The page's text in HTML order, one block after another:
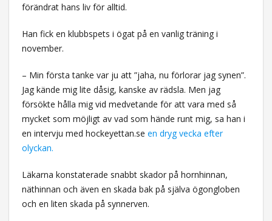
förändrat hans liv för alltid.
Han fick en klubbspets i ögat på en vanlig träning i
november.
– Min första tanke var ju att ”jaha, nu förlorar jag synen”.
Jag kände mig lite dåsig, kanske av rädsla. Men jag
försökte hålla mig vid medvetande för att vara med så
mycket som möjligt av vad som hände runt mig, sa han i
en intervju med hockeyettan.se en dryg vecka efter
olyckan.
Läkarna konstaterade snabbt skador på hornhinnan,
näthinnan och även en skada bak på själva ögongloben
och en liten skada på synnerven.